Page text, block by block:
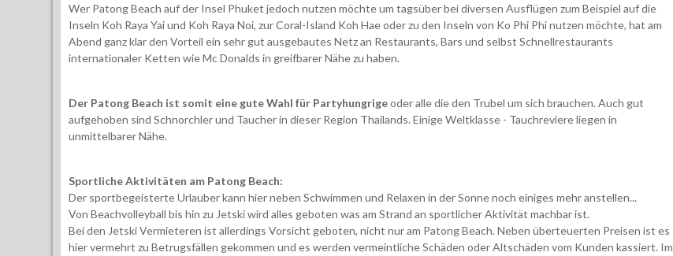
Wer Patong Beach auf der Insel Phuket jedoch nutzen möchte um tagsüber bei diversen Ausflügen zum Beispiel auf die
Inseln Koh Raya Yai und Koh Raya Noi, zur Coral-Island Koh Hae oder zu den Inseln von Ko Phi Phi nutzen möchte, hat am
Abend ganz klar den Vorteil ein sehr gut ausgebautes Netz an Restaurants, Bars und selbst Schnellrestaurants
internationaler Ketten wie Mc Donalds in greifbarer Nähe zu haben.
Der Patong Beach ist somit eine gute Wahl für Partyhungrigeoder alle die den Trubel um sich brauchen. Auch gut
aufgehoben sind Schnorchler und Taucher in dieser Region Thailands. Einige Weltklasse - Tauchreviere liegen in
unmittelbarer Nähe.
Sportliche Aktivitäten am Patong Beach:
Der sportbegeisterte Urlauber kann hier neben Schwimmen und Relaxen in der Sonne noch einiges mehr anstellen...
Von Beachvolleyball bis hin zu Jetski wird alles geboten was am Strand an sportlicher Aktivität machbar ist.
Bei den Jetski Vermieteren ist allerdings Vorsicht geboten, nicht nur am Patong Beach. Neben überteuerten Preisen ist es
hier vermehrt zu Betrugsfällen gekommen und es werden vermeintliche Schäden oder Altschäden vom Kunden kassiert. Im